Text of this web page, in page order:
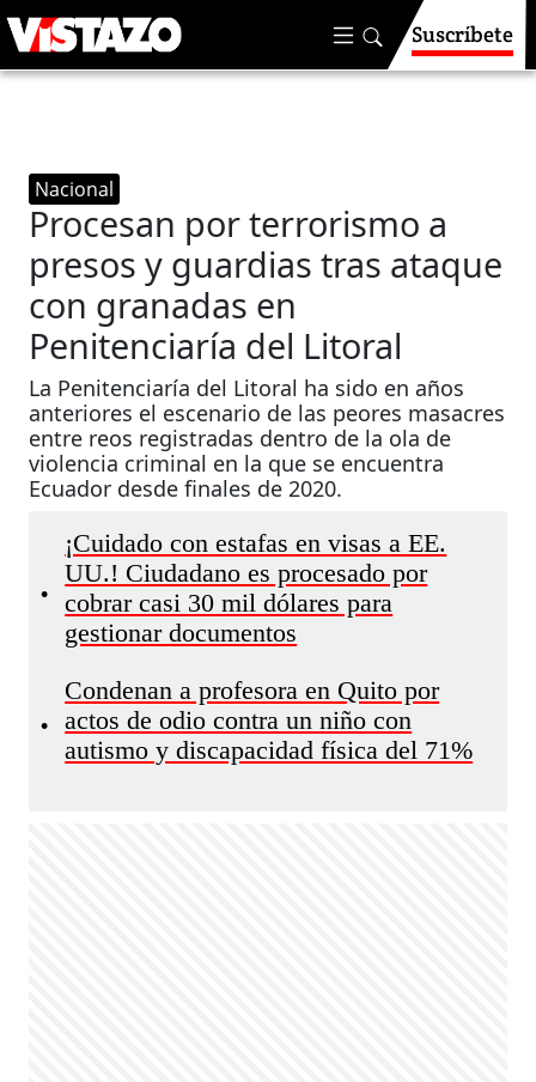
Suscríbete
Nacional
Procesan por terrorismo a
presos y guardias tras ataque
con granadas en
Penitenciaría del Litoral
La Penitenciaría del Litoral ha sido en años
anteriores el escenario de las peores masacres
entre reos registradas dentro de la ola de
violencia criminal en la que se encuentra
Ecuador desde finales de 2020.
•
¡Cuidado con estafas en visas a EE.
UU.! Ciudadano es procesado por
cobrar casi 30 mil dólares para
gestionar documentos
•
Condenan a profesora en Quito por
actos de odio contra un niño con
autismo y discapacidad física del 71%